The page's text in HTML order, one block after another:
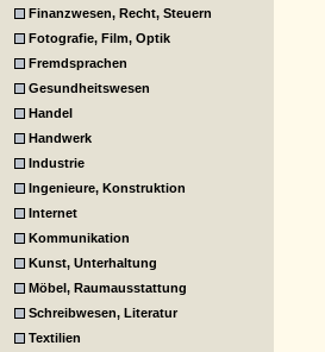
Finanzwesen, Recht, Steuern
Fotografie, Film, Optik
Fremdsprachen
Gesundheitswesen
Handel
Handwerk
Industrie
Ingenieure, Konstruktion
Internet
Kommunikation
Kunst, Unterhaltung
Möbel, Raumausstattung
Schreibwesen, Literatur
Textilien